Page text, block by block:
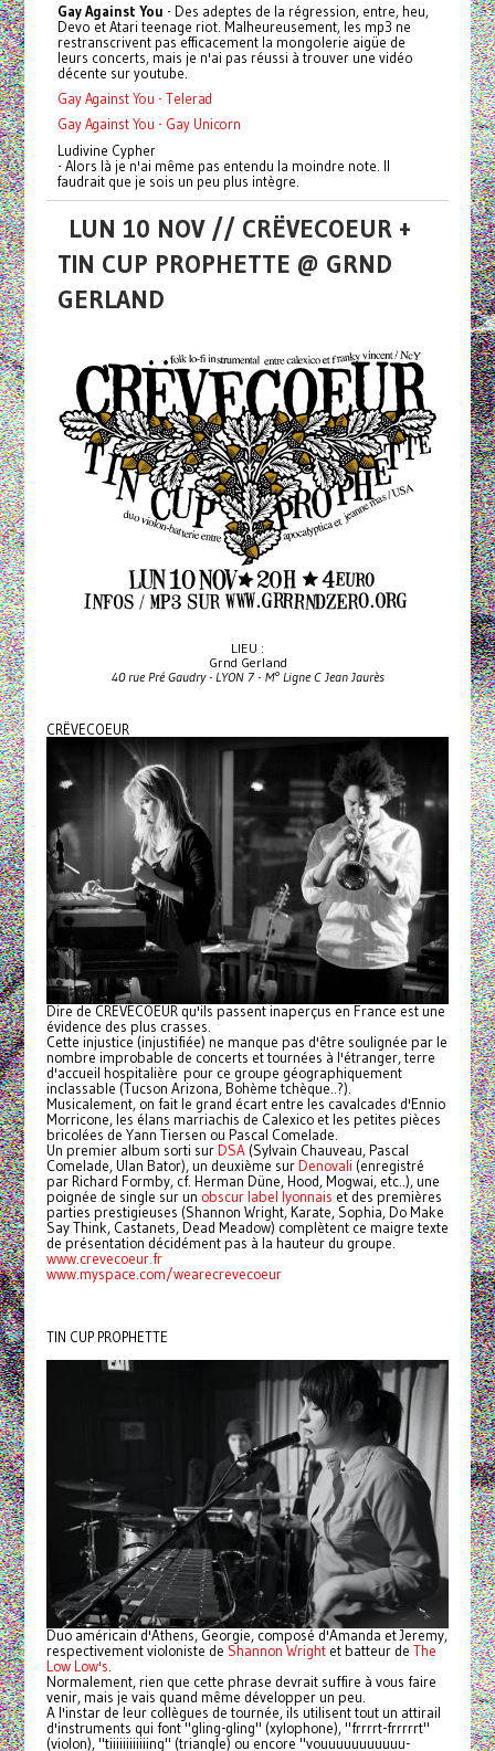
Gay Against You - Des adeptes de la régression, entre, heu,
Devo et Atari teenage riot. Malheureusement, les mp3 ne
restranscrivent pas efficacement la mongolerie aigüe de
leurs concerts, mais je n'ai pas réussi à trouver une vidéo
décente sur youtube.
Gay Against You - Telerad
Gay Against You - Gay Unicorn
Ludivine Cypher
- Alors là je n'ai même pas entendu la moindre note. Il
faudrait que je sois un peu plus intègre.
LUN 10 NOV // CRËVECOEUR +
TIN CUP PROPHETTE @ GRND
GERLAND
LIEU :
Grnd Gerland
40 rue Pré Gaudry - LYON 7 - M° Ligne C Jean Jaurès
CRËVECOEUR
Dire de CRËVECOEUR qu'ils passent inaperçus en France est une
évidence des plus crasses.
Cette injustice (injustifiée) ne manque pas d'être soulignée par le
nombre improbable de concerts et tournées à l'étranger, terre
d'accueil hospitalière pour ce groupe géographiquement
inclassable (Tucson Arizona, Bohème tchèque..?).
Musicalement, on fait le grand écart entre les cavalcades d'Ennio
Morricone, les élans marriachis de Calexico et les petites pièces
bricolées de Yann Tiersen ou Pascal Comelade.
Un premier album sorti surDSA(Sylvain Chauveau, Pascal
Comelade, Ulan Bator), un deuxième surDenovali (enregistré
par Richard Formby, cf. Herman Düne, Hood, Mogwai, etc..), une
poignée de single sur un obscur label lyonnais et des premières
parties prestigieuses (Shannon Wright, Karate, Sophia, Do Make
Say Think, Castanets, Dead Meadow) complètent ce maigre texte
de présentation décidément pas à la hauteur du groupe.
www.crevecoeur.fr
www.myspace.com/wearecrevecoeur
TIN CUP PROPHETTE
Duo américain d'Athens, Georgie, composé d'Amanda et Jeremy,
respectivement violoniste de Shannon Wrightet batteur de The
Low Low's.
Normalement, rien que cette phrase devrait suffire à vous faire
venir, mais je vais quand même développer un peu.
A l'instar de leur collègues de tournée, ils utilisent tout un attirail
d'instruments qui font "gling-gling" (xylophone), "frrrrt-frrrrrt"
(violon), "tiiiiiiiiiiiing" (triangle) ou encore "vouuuuuuuuuuu-